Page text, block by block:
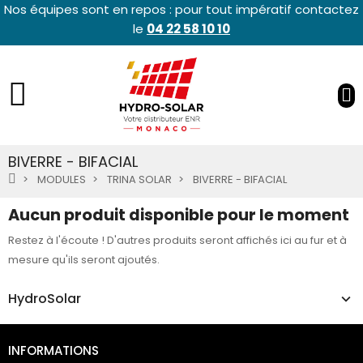
Nos équipes sont en repos : pour tout impératif contactez
le 04 22 58 10 10
BIVERRE - BIFACIAL
MODULES TRINA SOLAR BIVERRE - BIFACIAL
HydroSolar
Aucun produit disponible pour le moment
Restez à l'écoute ! D'autres produits seront affichés ici au fur et à
mesure qu'ils seront ajoutés.
INFORMATIONS